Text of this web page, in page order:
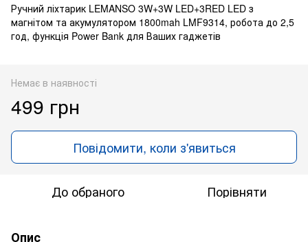
Ручний ліхтарик LEMANSO 3W+3W LED+3RED LED з
магнітом та акумулятором 1800mah LMF9314, робота до 2,5
год, функція Power Bank для Ваших гаджетів
Немає в наявності
499 грн
Повідомити, коли з'явиться
До обраного Порівняти
Опис